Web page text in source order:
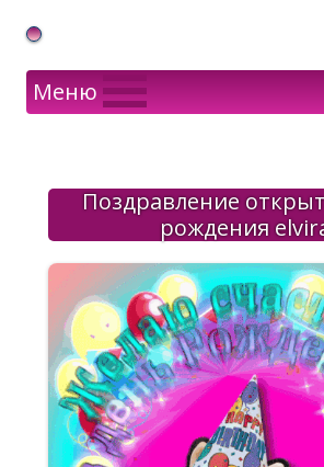
Gif Открытки в подарок
Меню
Поздравление
рождения